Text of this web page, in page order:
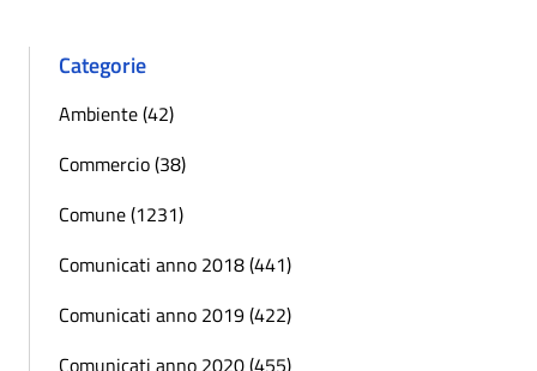
Categorie
Ambiente (42)
Commercio (38)
Comune (1231)
Comunicati anno 2018 (441)
Comunicati anno 2019 (422)
Comunicati anno 2020 (455)